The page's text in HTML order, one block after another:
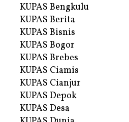
KUPAS Bengkulu
KUPAS Berita
KUPAS Bisnis
KUPAS Bogor
KUPAS Brebes
KUPAS Ciamis
KUPAS Cianjur
KUPAS Depok
KUPAS Desa